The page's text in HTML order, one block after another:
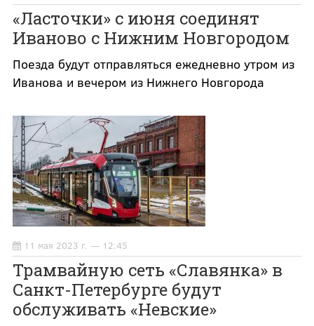
«Ласточки» с июня соединят
Иваново с Нижним Новгородом
Поезда будут отправляться ежедневно утром из
Иванова и вечером из Нижнего Новгорода
11 мая 2023 г. — 12:45
Трамвайную сеть «Славянка» в
Санкт-Петербурге будут
обслуживать «Невские»